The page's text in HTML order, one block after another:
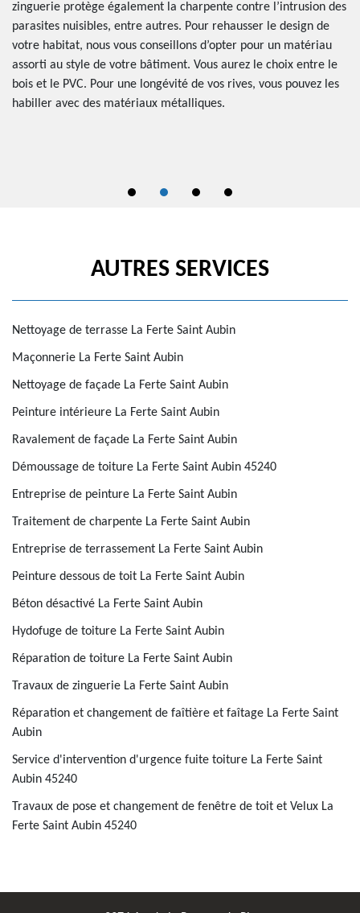
zinguerie protège également la charpente contre l’intrusion des
parasites nuisibles, entre autres. Pour rehausser le design de
votre habitat, nous vous conseillons d’opter pour un matériau
assorti au style de votre bâtiment. Vous aurez le choix entre le
bois et le PVC. Pour une longévité de vos rives, vous pouvez les
habiller avec des matériaux métalliques.
AUTRES SERVICES
Nettoyage de terrasse La Ferte Saint Aubin
Maçonnerie La Ferte Saint Aubin
Nettoyage de façade La Ferte Saint Aubin
Peinture intérieure La Ferte Saint Aubin
Ravalement de façade La Ferte Saint Aubin
Démoussage de toiture La Ferte Saint Aubin 45240
Entreprise de peinture La Ferte Saint Aubin
Traitement de charpente La Ferte Saint Aubin
Entreprise de terrassement La Ferte Saint Aubin
Peinture dessous de toit La Ferte Saint Aubin
Béton désactivé La Ferte Saint Aubin
Hydofuge de toiture La Ferte Saint Aubin
Réparation de toiture La Ferte Saint Aubin
Travaux de zinguerie La Ferte Saint Aubin
Réparation et changement de faîtière et faîtage La Ferte Saint
Aubin
Service d'intervention d'urgence fuite toiture La Ferte Saint
Aubin 45240
Travaux de pose et changement de fenêtre de toit et Velux La
Ferte Saint Aubin 45240